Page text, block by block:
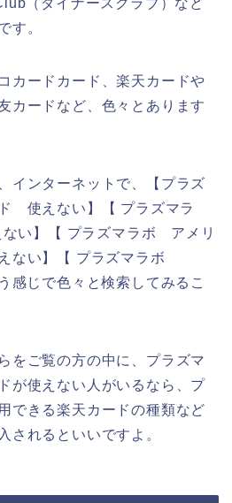
す。
カードカード、楽天カードや
カードなど、色々とあります
インターネットで、【プラズ
使えない】【 プラズマラ
い】【 プラズマラボ アメリ
ない】【 プラズマラボ
じで色々と検索してみるこ
をご覧の方の中に、プラズマ
が使えない人がいるなら、プ
できる楽天カードの種類など
されるといいですよ。